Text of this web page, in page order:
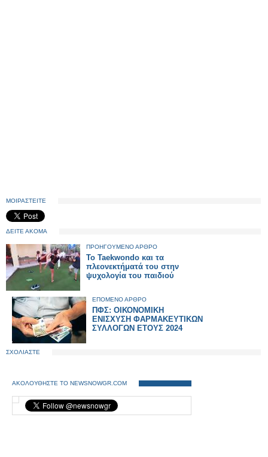
ΜΟΙΡΑΣΤΕΙΤΕ
ΔΕΙΤΕ ΑΚΟΜΑ
ΠΡΟΗΓΟΥΜΕΝΟ ΑΡΘΡΟ
Το Taekwondo και τα
πλεονεκτήματά του στην
ψυχολογία του παιδιού
ΕΠΟΜΕΝΟ ΑΡΘΡΟ
ΠΦΣ: ΟΙΚΟΝΟΜΙΚΗ
ΕΝΙΣΧΥΣΗ ΦΑΡΜΑΚΕΥΤΙΚΩΝ
ΣΥΛΛΟΓΩΝ ΕΤΟΥΣ 2024
ΣΧΟΛΙΑΣΤΕ
ΑΚΟΛΟΥΘΗΣΤΕ ΤΟ NEWSNOWGR.COM